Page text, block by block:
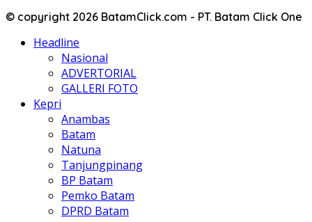
© copyright 2026 BatamClick.com - PT. Batam Click One
Headline
Nasional
ADVERTORIAL
GALLERI FOTO
Kepri
Anambas
Batam
Natuna
Tanjungpinang
BP Batam
Pemko Batam
DPRD Batam